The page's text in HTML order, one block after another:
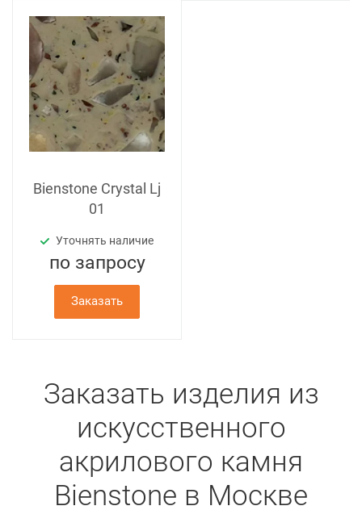
Bienstone Crystal Lj
01
Уточнять наличие
по запросу
Заказать
Заказать изделия из
искусственного
акрилового камня
Bienstone в Москве